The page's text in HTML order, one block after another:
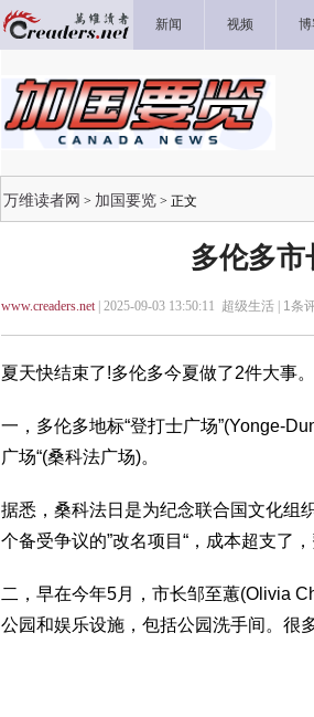
新闻 视频
万维读者网 > 加国要览 > 正文
多伦多市
www.creaders.net| 2025-09-03 13:50:11 超级生活 | 1条
夏天快结束了!多伦多今夏做了2件大事。
一，多伦多地标“登打士广场”(Yonge-
广场“(桑科法广场)。
据悉，桑科法日是为纪念联合国文化组
个备受争议的”改名项目“，成本超支了
二，早在今年5月，市长邹至蕙(Olivia
公园和娱乐设施，包括公园洗手间。很